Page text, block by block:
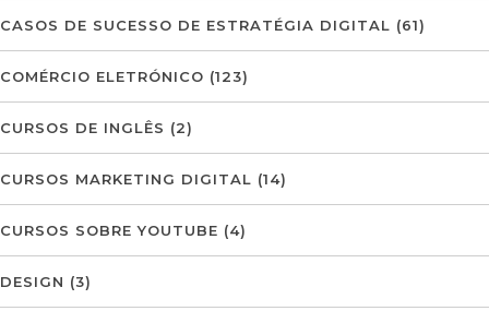
CASOS DE SUCESSO DE ESTRATÉGIA DIGITAL (61)
COMÉRCIO ELETRÓNICO (123)
CURSOS DE INGLÊS (2)
CURSOS MARKETING DIGITAL (14)
CURSOS SOBRE YOUTUBE (4)
DESIGN (3)